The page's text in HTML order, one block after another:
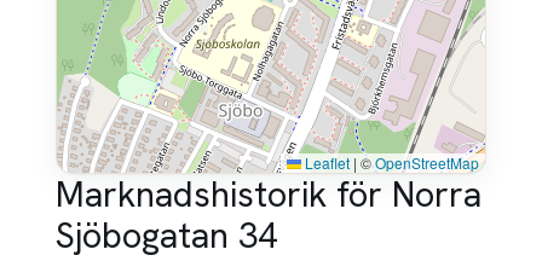
Leaflet | ©OpenStreetMap
Marknadshistorik för Norra
Sjöbogatan 34